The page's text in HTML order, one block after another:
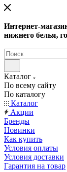
Интернет-
нижнего белья,
Каталог
По всему сайту
По каталогу
Каталог
Акции
Бренды
Новинки
Как купить
Условия оплаты
Условия доставки
Гарантия на товар